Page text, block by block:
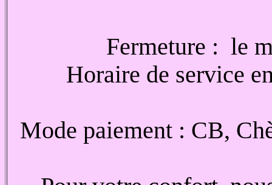
Fermeture : le
Horaire de service
Mode paiement : CB,